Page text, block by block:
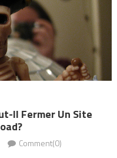
Il Fermer Un Site
Comment(0)